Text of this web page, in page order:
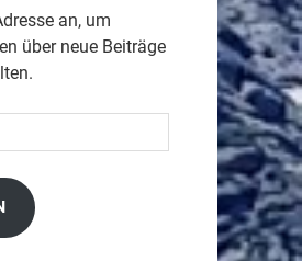
an, um
über neue Beiträge